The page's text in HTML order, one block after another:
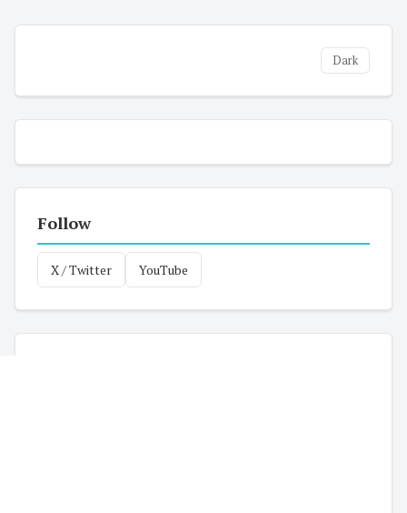
Dark
Follow
X / Twitter YouTube